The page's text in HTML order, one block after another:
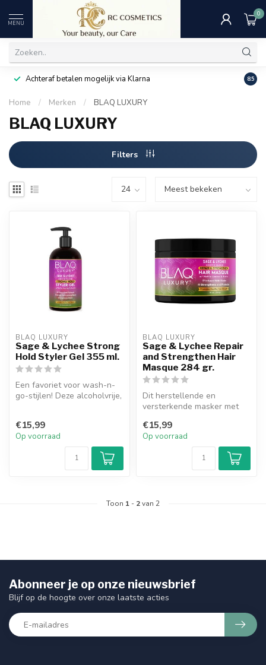
MENU
0
Achteraf betalen mogelijk via Klarna 8.5
Home / Merken / BLAQ LUXURY
BLAQ LUXURY
Filters
BLAQ LUXURY
Sage & Lychee Strong
Hold Styler Gel 355 ml.
Een favoriet voor wash-n-
go-stijlen! Deze alcoholvrije,
€15,99
Op voorraad
BLAQ LUXURY
Sage & Lychee Repair
and Strengthen Hair
Masque 284 gr.
Dit herstellende en
versterkende masker met
verzorge...
€15,99
Op voorraad
Toon 1 - 2van 2
Abonneer je op onze nieuwsbrief
Blijf op de hoogte over onze laatste acties